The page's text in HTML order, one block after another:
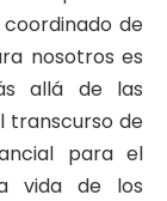
de
nosotros es
allá de las
transcurso de
para el
vida de los